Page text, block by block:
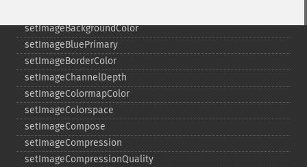
setImageBackgroundColor
setImageBluePrimary
setImageBorderColor
setImageChannelDepth
setImageColormapColor
setImageColorspace
setImageCompose
setImageCompression
setImageCompressionQuality